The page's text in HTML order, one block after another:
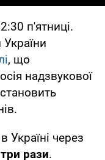
п'ятниці.
, що
надзвукової
Україні через
рази.